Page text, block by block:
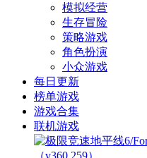
模拟经营
生存冒险
策略游戏
角色扮演
小众游戏
每日更新
榜单游戏
游戏合集
联机游戏